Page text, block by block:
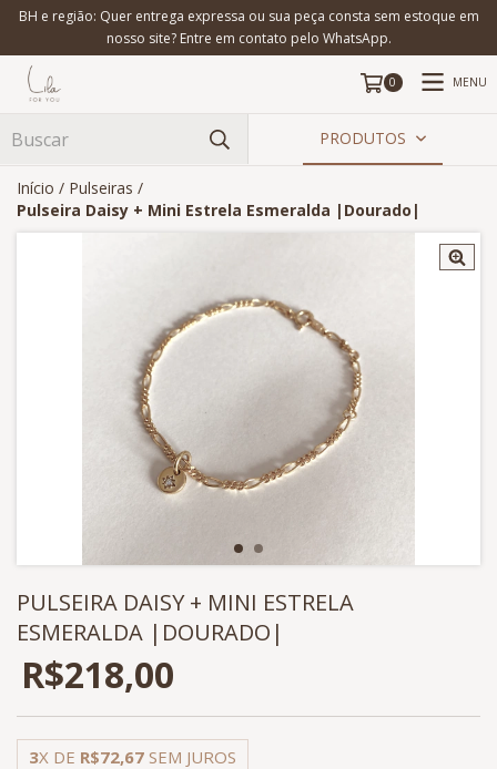
BH e região: Quer entrega expressa ou sua peça consta sem estoque em
nosso site? Entre em contato pelo WhatsApp.
0 MENU
PRODUTOS
Início / Pulseiras /
Pulseira Daisy + Mini Estrela Esmeralda |Dourado|
PULSEIRA DAISY + MINI ESTRELA
ESMERALDA |DOURADO|
R$218,00
3X DE R$72,67 SEM JUROS